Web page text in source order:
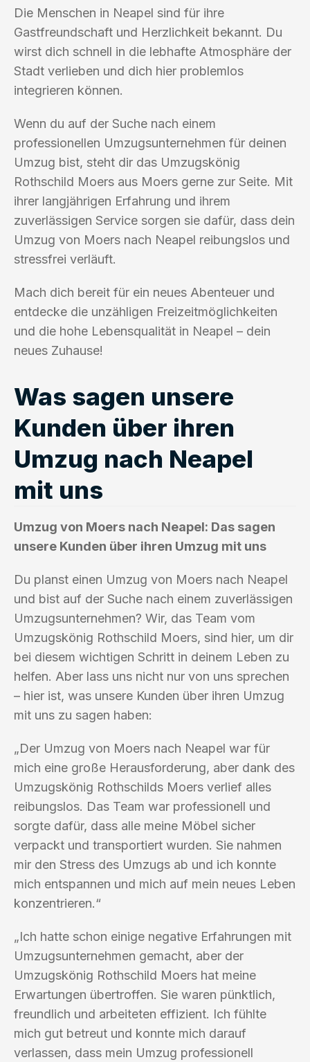
Die Menschen in Neapel sind für ihre
Gastfreundschaft und Herzlichkeit bekannt. Du
wirst dich schnell in die lebhafte Atmosphäre der
Stadt verlieben und dich hier problemlos
integrieren können.
Wenn du auf der Suche nach einem
professionellen Umzugsunternehmen für deinen
Umzug bist, steht dir das Umzugskönig
Rothschild Moers aus Moers gerne zur Seite. Mit
ihrer langjährigen Erfahrung und ihrem
zuverlässigen Service sorgen sie dafür, dass dein
Umzug von Moers nach Neapel reibungslos und
stressfrei verläuft.
Mach dich bereit für ein neues Abenteuer und
entdecke die unzähligen Freizeitmöglichkeiten
und die hohe Lebensqualität in Neapel – dein
neues Zuhause!
Was sagen unsere
Kunden über ihren
Umzug nach Neapel
mit uns
Umzug von Moers nach Neapel: Das sagen
unsere Kunden über ihren Umzug mit uns
Du planst einen Umzug von Moers nach Neapel
und bist auf der Suche nach einem zuverlässigen
Umzugsunternehmen? Wir, das Team vom
Umzugskönig Rothschild Moers, sind hier, um dir
bei diesem wichtigen Schritt in deinem Leben zu
helfen. Aber lass uns nicht nur von uns sprechen
– hier ist, was unsere Kunden über ihren Umzug
mit uns zu sagen haben:
„Der Umzug von Moers nach Neapel war für
mich eine große Herausforderung, aber dank des
Umzugskönig Rothschilds Moers verlief alles
reibungslos. Das Team war professionell und
sorgte dafür, dass alle meine Möbel sicher
verpackt und transportiert wurden. Sie nahmen
mir den Stress des Umzugs ab und ich konnte
mich entspannen und mich auf mein neues Leben
konzentrieren.“
„Ich hatte schon einige negative Erfahrungen mit
Umzugsunternehmen gemacht, aber der
Umzugskönig Rothschild Moers hat meine
Erwartungen übertroffen. Sie waren pünktlich,
freundlich und arbeiteten effizient. Ich fühlte
mich gut betreut und konnte mich darauf
verlassen, dass mein Umzug professionell